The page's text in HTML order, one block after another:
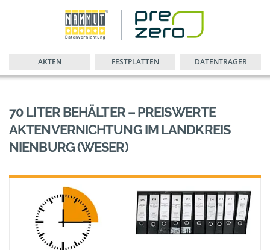
AKTEN FESTPLATTEN DATENTRÄGER
70 LITER BEHÄLTER – PREISWERTE
AKTENVERNICHTUNG IM LANDKREIS
NIENBURG (WESER)